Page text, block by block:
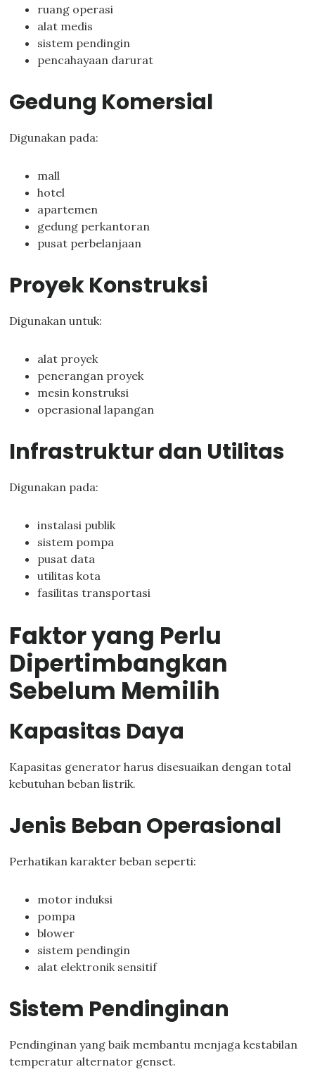
ruang operasi
alat medis
sistem pendingin
pencahayaan darurat
Gedung Komersial
Digunakan pada:
mall
hotel
apartemen
gedung perkantoran
pusat perbelanjaan
Proyek Konstruksi
Digunakan untuk:
alat proyek
penerangan proyek
mesin konstruksi
operasional lapangan
Infrastruktur dan Utilitas
Digunakan pada:
instalasi publik
sistem pompa
pusat data
utilitas kota
fasilitas transportasi
Faktor yang Perlu
Dipertimbangkan
Sebelum Memilih
Kapasitas Daya
Kapasitas generator harus disesuaikan dengan total
kebutuhan beban listrik.
Jenis Beban Operasional
Perhatikan karakter beban seperti:
motor induksi
pompa
blower
sistem pendingin
alat elektronik sensitif
Sistem Pendinginan
Pendinginan yang baik membantu menjaga kestabilan
temperatur alternator genset.